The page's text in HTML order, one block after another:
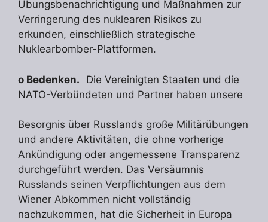
Übungsbenachrichtigung und Maßnahmen zur
Verringerung des nuklearen Risikos zu
erkunden, einschließlich strategische
Nuklearbomber-Plattformen.
o Bedenken. Die Vereinigten Staaten und die
NATO-Verbündeten und Partner haben unsere
Besorgnis über Russlands große Militärübungen
und andere Aktivitäten, die ohne vorherige
Ankündigung oder angemessene Transparenz
durchgeführt werden. Das Versäumnis
Russlands seinen Verpflichtungen aus dem
Wiener Abkommen nicht vollständig
nachzukommen, hat die Sicherheit in Europa